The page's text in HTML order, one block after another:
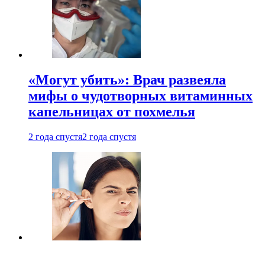
«Могут убить»: Врач развеяла
мифы о чудотворных витаминных
капельницах от похмелья
2 года спустя2 года спустя